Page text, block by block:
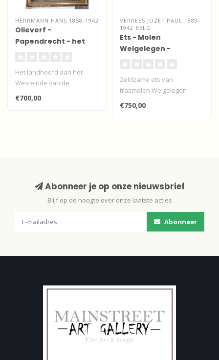
HERRMANN HANS 1858-1942
Olieverf -
Papendrecht - het
Het landhoofd aan het
Westeinde van de
Papendrechtse dijk met
boeren die melkkan..
€700,00
VERREES JOZEF PAUL 1889-
1942 BELG
Ets - Molen
Welgelegen -
Zeldzame ets van
trasmolen Welgelegen
(alias De Dikke) op de
Zwijndrechtse oever..
€750,00
Abonneer je op onze nieuwsbrief
Blijf op de hoogte over onze laatste acties
Abonneer